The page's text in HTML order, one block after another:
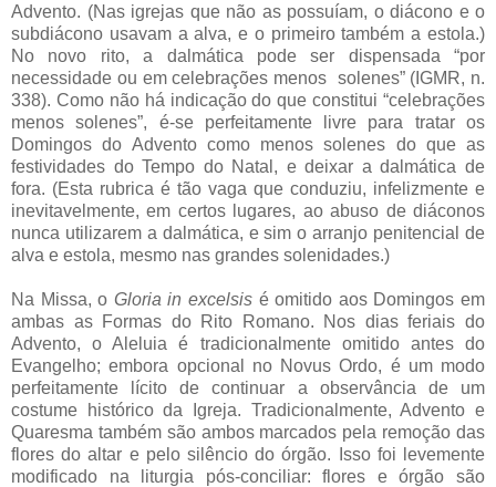
Advento. (Nas igrejas que não as possuíam, o diácono e o
subdiácono usavam a alva, e o primeiro também a estola.)
No novo rito, a dalmática pode ser dispensada “por
necessidade ou em celebrações menos solenes” (IGMR, n.
338). Como não há indicação do que constitui “celebrações
menos solenes”, é-se perfeitamente livre para tratar os
Domingos do Advento como menos solenes do que as
festividades do Tempo do Natal, e deixar a dalmática de
fora. (Esta rubrica é tão vaga que conduziu, infelizmente e
inevitavelmente, em certos lugares, ao abuso de diáconos
nunca utilizarem a dalmática, e sim o arranjo penitencial de
alva e estola, mesmo nas grandes solenidades.)
Na Missa, o Gloria in excelsis é omitido aos Domingos em
ambas as Formas do Rito Romano. Nos dias feriais do
Advento, o Aleluia é tradicionalmente omitido antes do
Evangelho; embora opcional no Novus Ordo, é um modo
perfeitamente lícito de continuar a observância de um
costume histórico da Igreja. Tradicionalmente, Advento e
Quaresma também são ambos marcados pela remoção das
flores do altar e pelo silêncio do órgão. Isso foi levemente
modificado na liturgia pós-conciliar: flores e órgão são